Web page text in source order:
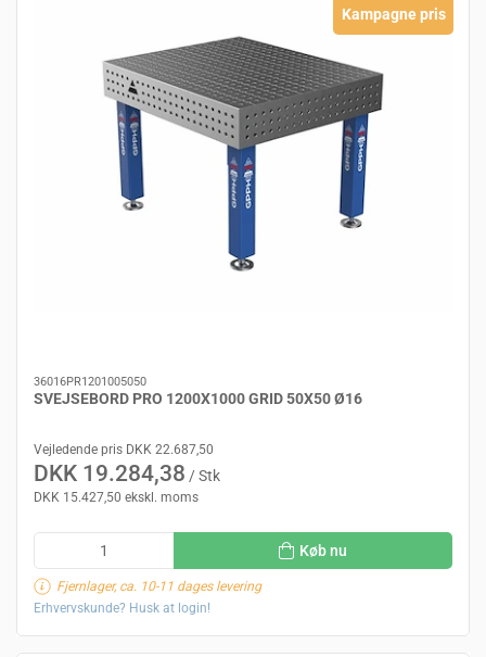
Kampagne pris
36016PR1201005050
SVEJSEBORD PRO 1200X1000 GRID 50X50 Ø16
Vejledende pris DKK 22.687,50
DKK 19.284,38 / Stk
DKK 15.427,50 ekskl. moms
Køb nu
Fjernlager, ca. 10-11 dages levering
Erhvervskunde? Husk at login!